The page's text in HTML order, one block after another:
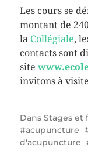
Les cours se
montant de
la Collégiale,
contacts sont
site
invitons à
Dans Stages et
acupuncture
d'acupuncture